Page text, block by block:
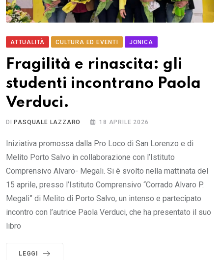
ATTUALITÀ CULTURA ED EVENTI JONICA
Fragilità e rinascita: gli
studenti incontrano Paola
Verduci.
DI PASQUALE LAZZARO 18 APRILE 2026
Iniziativa promossa dalla Pro Loco di San Lorenzo e di
Melito Porto Salvo in collaborazione con l’Istituto
Comprensivo Alvaro- Megali. Si è svolto nella mattinata del
15 aprile, presso l’Istituto Comprensivo “Corrado Alvaro P.
Megali” di Melito di Porto Salvo, un intenso e partecipato
incontro con l’autrice Paola Verduci, che ha presentato il suo
libro
LEGGI